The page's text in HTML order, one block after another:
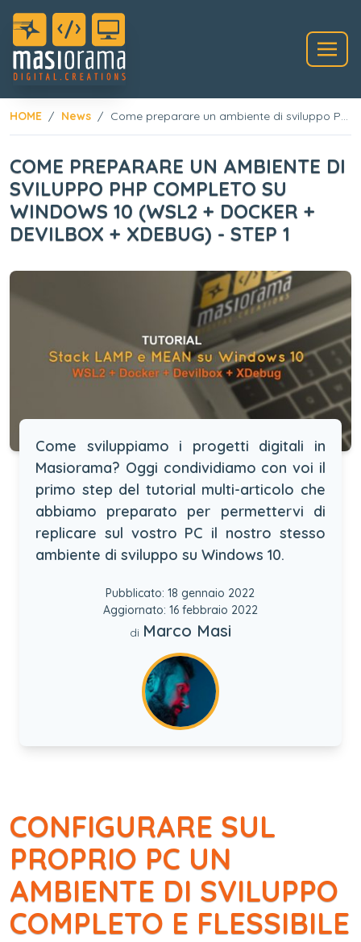
HOME News Come preparare un ambiente di sviluppo PHP completo su Windows 10 (WSL2 + Docker + Devilbox + XDebug) - Step 1
COME PREPARARE UN AMBIENTE DI
SVILUPPO PHP COMPLETO SU
WINDOWS 10 (WSL2 + DOCKER +
DEVILBOX + XDEBUG) - STEP 1
Come sviluppiamo i progetti digitali in
Masiorama? Oggi condividiamo con voi il
primo step del tutorial multi-articolo che
abbiamo preparato per permettervi di
replicare sul vostro PC il nostro stesso
ambiente di sviluppo su Windows 10.
Pubblicato: 18 gennaio 2022
Aggiornato: 16 febbraio 2022
di Marco Masi
CONFIGURARE SUL
PROPRIO PC UN
AMBIENTE DI SVILUPPO
COMPLETO E FLESSIBILE